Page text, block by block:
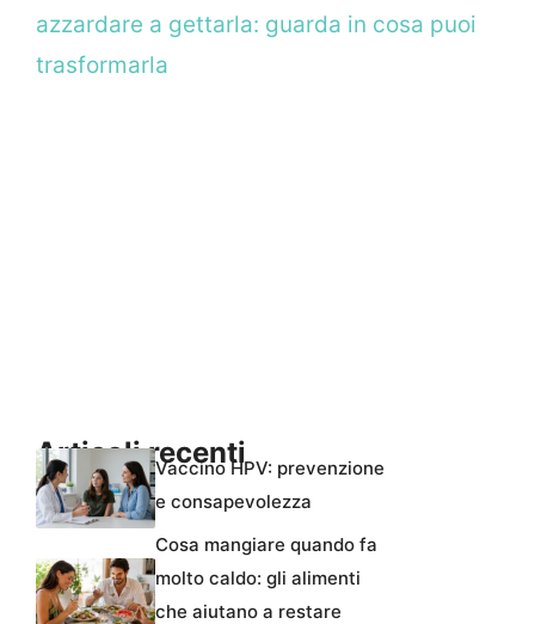
azzardare a gettarla: guarda in cosa puoi
trasformarla
Articoli recentiVaccino HPV: prevenzione
e consapevolezza
Cosa mangiare quando fa
molto caldo: gli alimenti
che aiutano a restare